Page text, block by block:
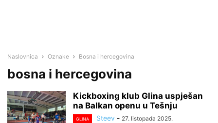
Naslovnica Oznake Bosna i hercegovina
bosna i hercegovina
Kickboxing klub Glina uspješan
na Balkan openu u Tešnju
GLINA Steev - 27. listopada 2025.